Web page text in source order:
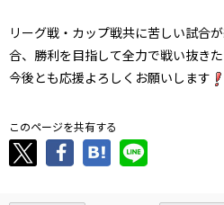
リーグ戦・カップ戦共に苦しい試合
合、勝利を目指して全力で戦い抜き
今後とも応援よろしくお願いします
このページを共有する